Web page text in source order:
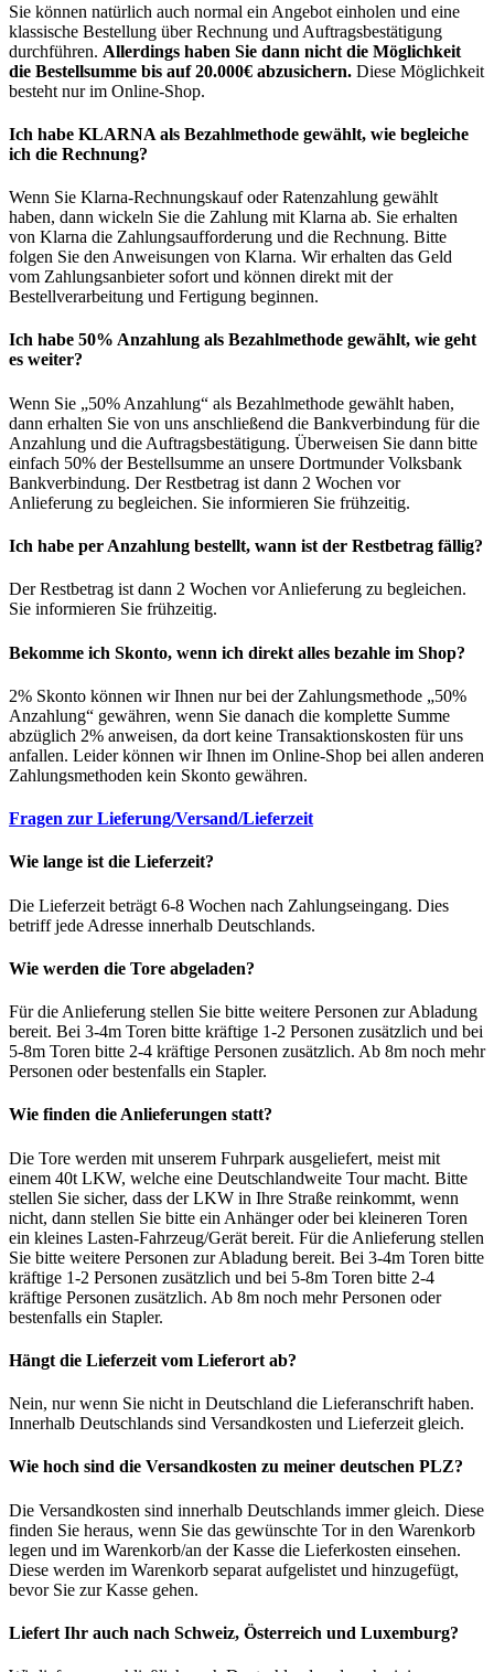
Sie können natürlich auch normal ein Angebot einholen und eine
klassische Bestellung über Rechnung und Auftragsbestätigung
durchführen. Allerdings haben Sie dann nicht die Möglichkeit
die Bestellsumme bis auf 20.000€ abzusichern. Diese Möglichkeit
besteht nur im Online-Shop.
Ich habe KLARNA als Bezahlmethode gewählt, wie begleiche
ich die Rechnung?
Wenn Sie Klarna-Rechnungskauf oder Ratenzahlung gewählt
haben, dann wickeln Sie die Zahlung mit Klarna ab. Sie erhalten
von Klarna die Zahlungsaufforderung und die Rechnung. Bitte
folgen Sie den Anweisungen von Klarna. Wir erhalten das Geld
vom Zahlungsanbieter sofort und können direkt mit der
Bestellverarbeitung und Fertigung beginnen.
Ich habe 50% Anzahlung als Bezahlmethode gewählt, wie geht
es weiter?
Wenn Sie „50% Anzahlung“ als Bezahlmethode gewählt haben,
dann erhalten Sie von uns anschließend die Bankverbindung für die
Anzahlung und die Auftragsbestätigung. Überweisen Sie dann bitte
einfach 50% der Bestellsumme an unsere Dortmunder Volksbank
Bankverbindung. Der Restbetrag ist dann 2 Wochen vor
Anlieferung zu begleichen. Sie informieren Sie frühzeitig.
Ich habe per Anzahlung bestellt, wann ist der Restbetrag fällig?
Der Restbetrag ist dann 2 Wochen vor Anlieferung zu begleichen.
Sie informieren Sie frühzeitig.
Bekomme ich Skonto, wenn ich direkt alles bezahle im Shop?
2% Skonto können wir Ihnen nur bei der Zahlungsmethode „50%
Anzahlung“ gewähren, wenn Sie danach die komplette Summe
abzüglich 2% anweisen, da dort keine Transaktionskosten für uns
anfallen. Leider können wir Ihnen im Online-Shop bei allen anderen
Zahlungsmethoden kein Skonto gewähren.
Fragen zur Lieferung/Versand/Lieferzeit
Wie lange ist die Lieferzeit?
Die Lieferzeit beträgt 6-8 Wochen nach Zahlungseingang. Dies
betriff jede Adresse innerhalb Deutschlands.
Wie werden die Tore abgeladen?
Für die Anlieferung stellen Sie bitte weitere Personen zur Abladung
bereit. Bei 3-4m Toren bitte kräftige 1-2 Personen zusätzlich und bei
5-8m Toren bitte 2-4 kräftige Personen zusätzlich. Ab 8m noch mehr
Personen oder bestenfalls ein Stapler.
Wie finden die Anlieferungen statt?
Die Tore werden mit unserem Fuhrpark ausgeliefert, meist mit
einem 40t LKW, welche eine Deutschlandweite Tour macht. Bitte
stellen Sie sicher, dass der LKW in Ihre Straße reinkommt, wenn
nicht, dann stellen Sie bitte ein Anhänger oder bei kleineren Toren
ein kleines Lasten-Fahrzeug/Gerät bereit. Für die Anlieferung stellen
Sie bitte weitere Personen zur Abladung bereit. Bei 3-4m Toren bitte
kräftige 1-2 Personen zusätzlich und bei 5-8m Toren bitte 2-4
kräftige Personen zusätzlich. Ab 8m noch mehr Personen oder
bestenfalls ein Stapler.
Hängt die Lieferzeit vom Lieferort ab?
Nein, nur wenn Sie nicht in Deutschland die Lieferanschrift haben.
Innerhalb Deutschlands sind Versandkosten und Lieferzeit gleich.
Wie hoch sind die Versandkosten zu meiner deutschen PLZ?
Die Versandkosten sind innerhalb Deutschlands immer gleich. Diese
finden Sie heraus, wenn Sie das gewünschte Tor in den Warenkorb
legen und im Warenkorb/an der Kasse die Lieferkosten einsehen.
Diese werden im Warenkorb separat aufgelistet und hinzugefügt,
bevor Sie zur Kasse gehen.
Liefert Ihr auch nach Schweiz, Österreich und Luxemburg?